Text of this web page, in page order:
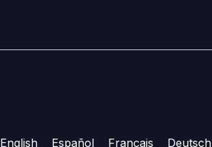
English Español Français Deutsch